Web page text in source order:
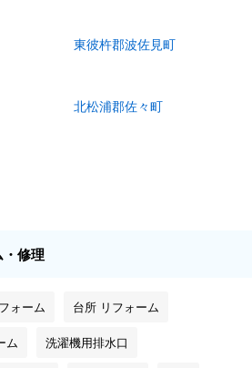
東彼杵郡波佐見町
北松浦郡佐々町
修理
ォーム 台所 リフォーム
ム 洗濯機用排水口